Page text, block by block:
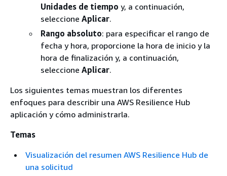
Unidades de tiempo y, a continuación,
seleccione Aplicar.
Rango absoluto: para especificar el rango de
fecha y hora, proporcione la hora de inicio y la
hora de finalización y, a continuación,
seleccione Aplicar.
Los siguientes temas muestran los diferentes
enfoques para describir una AWS Resilience Hub
aplicación y cómo administrarla.
Temas
Visualización del resumen AWS Resilience Hub de
una solicitud